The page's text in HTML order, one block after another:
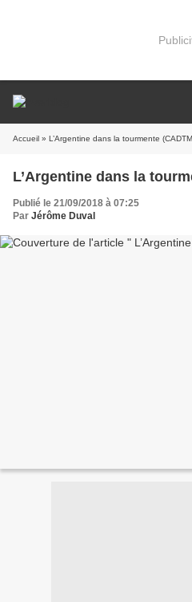
Accueil » L’Argentine dans la tourmente
L’Argentine dans la
Publié le 21/09/2018 à 07:25
Par Jérôme Duval